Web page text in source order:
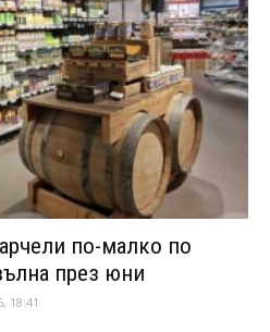
по-малко по
през юни
18:41